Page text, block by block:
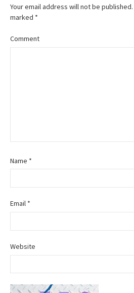
t
i
Your email address will not be published.
marked *
Comment
Name *
Email *
Website